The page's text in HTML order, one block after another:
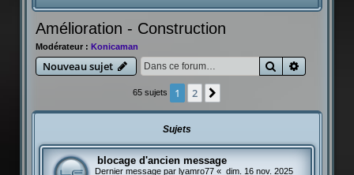
e
e
Amélioration - Construction
Modérateur : Konicaman
Nouveau sujet Rechercher
65 sujets 1 2
Sujets
blocage d'ancien message
Dernier message par lyamro77« dim. 16 nov. 2025